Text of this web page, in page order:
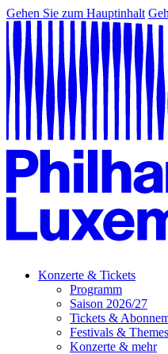
Gehen Sie zum Hauptinhalt
Konzerte & Tickets
Programm
Saison 2026/27
Tickets &
Festivals & Themes
Konzerte & mehr